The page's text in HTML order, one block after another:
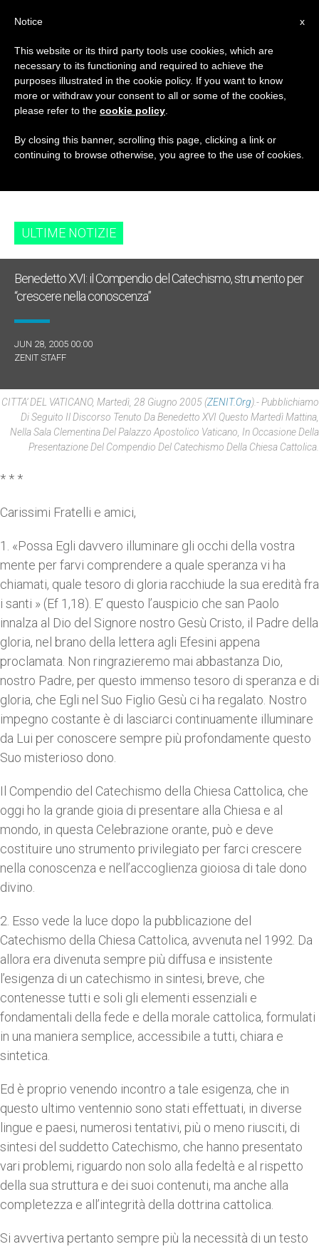
TAG
Posts Tagged
‘Cathedral Of The
Almudena’
ULTIME NOTIZIE
Benedetto XVI: il Compendio del Catechismo, strumento per
“crescere nella conoscenza”
JUN 28, 2005 00:00
ZENIT STAFF
CITTA’ DEL VATICANO, Martedì, 28 Giugno 2005 (ZENIT.org).- Pubblichiamo
Di Seguito Il Discorso Tenuto Da Benedetto XVI Questo Martedì Mattina,
Nella Sala Clementina Del Palazzo Apostolico Vaticano, In Occasione Della
Presentazione Del Compendio Del Catechismo Della Chiesa Cattolica.
* * *
Carissimi Fratelli e amici,
1. «Possa Egli davvero illuminare gli occhi della vostra
mente per farvi comprendere a quale speranza vi ha
chiamati, quale tesoro di gloria racchiude la sua eredità fra
i santi » (Ef 1,18). E’ questo l’auspicio che san Paolo
innalza al Dio del Signore nostro Gesù Cristo, il Padre della
gloria, nel brano della lettera agli Efesini appena
proclamata. Non ringrazieremo mai abbastanza Dio,
nostro Padre, per questo immenso tesoro di speranza e di
gloria, che Egli nel Suo Figlio Gesù ci ha regalato. Nostro
impegno costante è di lasciarci continuamente illuminare
da Lui per conoscere sempre più profondamente questo
Suo misterioso dono.
Il Compendio del Catechismo della Chiesa Cattolica, che
oggi ho la grande gioia di presentare alla Chiesa e al
mondo, in questa Celebrazione orante, può e deve
costituire uno strumento privilegiato per farci crescere
nella conoscenza e nell’accoglienza gioiosa di tale dono
divino.
2. Esso vede la luce dopo la pubblicazione del
Catechismo della Chiesa Cattolica, avvenuta nel 1992. Da
allora era divenuta sempre più diffusa e insistente
l’esigenza di un catechismo in sintesi, breve, che
contenesse tutti e soli gli elementi essenziali e
fondamentali della fede e della morale cattolica, formulati
in una maniera semplice, accessibile a tutti, chiara e
sintetica.
Ed è proprio venendo incontro a tale esigenza, che in
questo ultimo ventennio sono stati effettuati, in diverse
lingue e paesi, numerosi tentativi, più o meno riusciti, di
sintesi del suddetto Catechismo, che hanno presentato
vari problemi, riguardo non solo alla fedeltà e al rispetto
della sua struttura e dei suoi contenuti, ma anche alla
completezza e all’integrità della dottrina cattolica.
Si avvertiva pertanto sempre più la necessità di un testo
x
Notice
This website or its third party tools use cookies, which are
necessary to its functioning and required to achieve the
purposes illustrated in the cookie policy. If you want to know
more or withdraw your consent to all or some of the cookies,
please refer to the cookie policy
By closing this banner, scrolling this page, clicking a link or
continuing to browse otherwise, you agree to the use of cookies.